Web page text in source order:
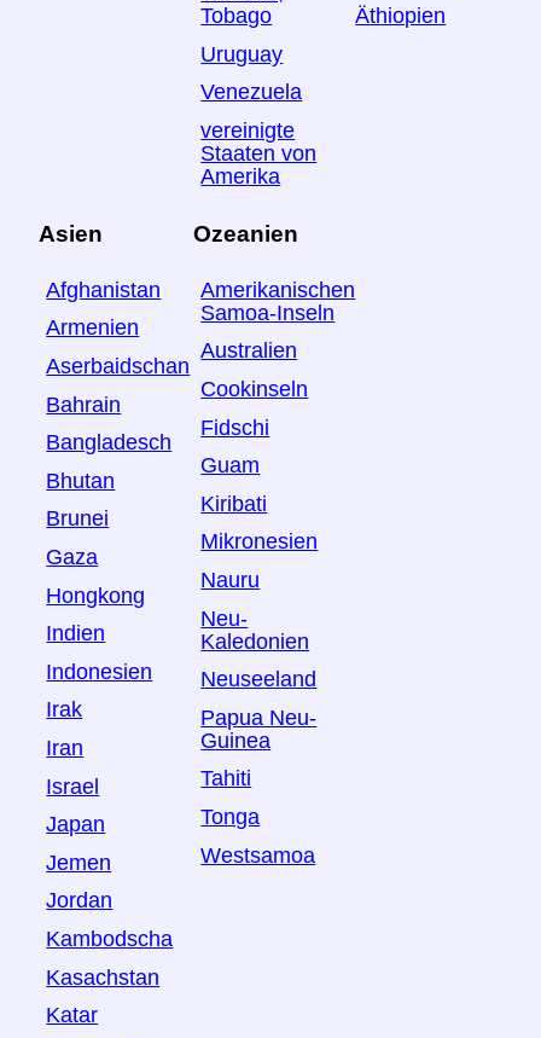
Tobago
Uruguay
Venezuela
vereinigte
Staaten von
Amerika
Äthiopien
Asien
Afghanistan
Armenien
Aserbaidschan
Bahrain
Bangladesch
Bhutan
Brunei
Gaza
Hongkong
Indien
Indonesien
Irak
Iran
Israel
Japan
Jemen
Jordan
Kambodscha
Kasachstan
Katar
Ozeanien
Amerikanischen
Samoa-Inseln
Australien
Cookinseln
Fidschi
Guam
Kiribati
Mikronesien
Nauru
Neu-
Kaledonien
Neuseeland
Papua Neu-
Guinea
Tahiti
Tonga
Westsamoa